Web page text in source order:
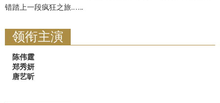
错踏上一段疯狂之旅.…..
领衔主演
陈伟霆
郑秀妍
唐艺昕